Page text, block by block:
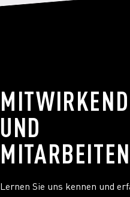
UND
Lernen Sie uns kennen und